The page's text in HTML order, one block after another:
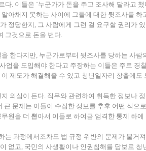
다. 이들은 `누군가가 돈을 주고 조사해 달라고
아채지 못하는 사이에 그들에 대한 뒷조사를
정당한지, 그 사람에게 그런 걸 요구할 권리가
그것으로 돈을 번다.
한다지만, 누군가로부터 뒷조사를 당하는 사
업을 도입해야 한다고 주장하는 이들은 주로 경
제도가 해결해줄 수 있고 청년일자리 창출에도
의심이 든다. 직무와 관련하여 취득한 정보나
큰 문제는 이들이 수집한 정보를 추후 어떤 식으
원을 더 뽑아서 이들로 하여금 엄격한 통제 하
과정에서조차도 법 규정 위반의 문제가 불거
없고, 국민의 사생활이나 인권침해를 담보로